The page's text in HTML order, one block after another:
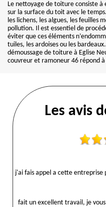
Le nettoyage de toiture consiste à
sur la surface du toit avec le
les lichens, les algues, les feuilles
pollution. Il est essentiel de
éviter que ces éléments
tuiles, les ardoises ou les
démoussage de toiture à Eglise
couvreur et ramoneur 46 répond
Les avis
j'ai fais appel a cette
fait un excellent travail, je